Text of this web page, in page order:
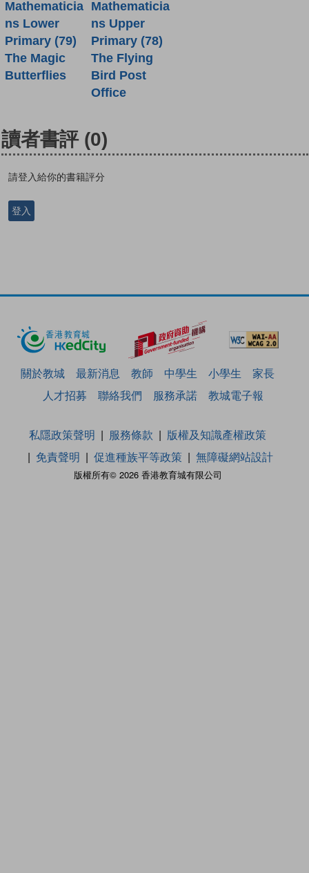
Mathematicia
ns Lower
Primary (79)
The Magic
Butterflies
Mathematicia
ns Upper
Primary (78)
The Flying
Bird Post
Office
讀者書評 (0)
請登入給你的書籍評分
登入
關於教城 最新消息 教師 中學生 小學生
家長
人才招募
聯絡我們 服務承諾 教城電子報
版權所有© 2026 香港教育城有限公司
私隱政策聲明 服務條款
版權及知識產權政策
免責聲明
促進種族平等政策 無障礙網站設計